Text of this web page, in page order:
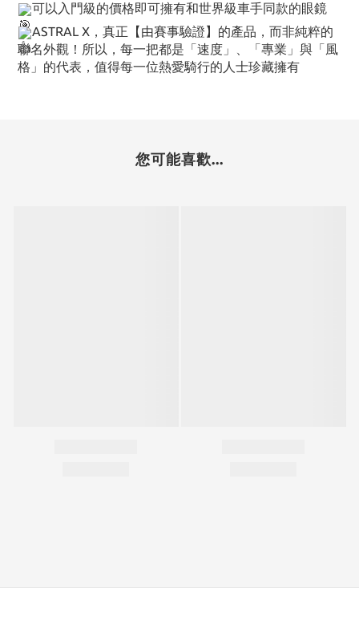
可以入門級的價格即可擁有和世界級車手同款的眼鏡
ASTRAL X，真正【由賽事驗證】的產品，而非純粹的
聯名外觀！所以，每一把都是「速度」、「專業」與「風
格」的代表，值得每一位熱愛騎行的人士珍藏擁有
您可能喜歡...